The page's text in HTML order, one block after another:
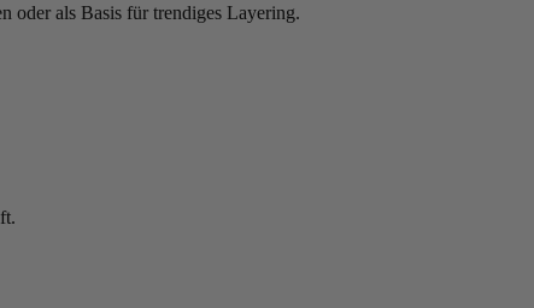
oder als Basis für trendiges Layering.